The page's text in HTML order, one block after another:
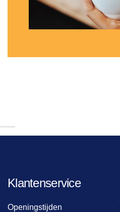
Klantenservice
Openingstijden